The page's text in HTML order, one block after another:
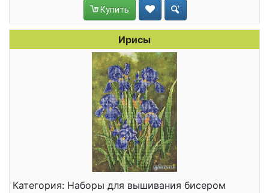
Купить
Ирисы
Категория: Наборы для вышивания бисером